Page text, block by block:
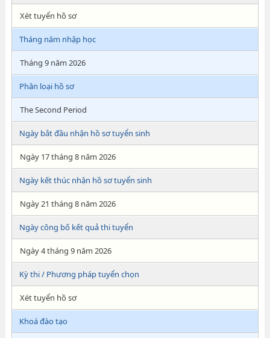
Xét tuyển hồ sơ
Tháng năm nhập học
Tháng 9 năm 2026
Phân loại hồ sơ
The Second Period
Ngày bắt đầu nhận hồ sơ tuyển sinh
Ngày 17 tháng 8 năm 2026
Ngày kết thúc nhận hồ sơ tuyển sinh
Ngày 21 tháng 8 năm 2026
Ngày công bố kết quả thi tuyển
Ngày 4 tháng 9 năm 2026
Kỳ thi / Phương pháp tuyển chọn
Xét tuyển hồ sơ
Khoá đào tạo